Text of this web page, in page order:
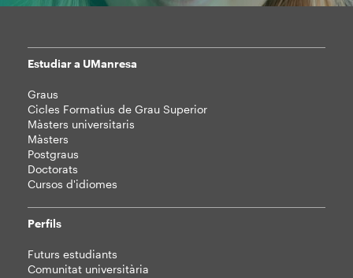
Mapa
web
Estudiar a UManresa
Graus
Cicles Formatius de Grau Superior
Màsters universitaris
Màsters
Postgraus
Doctorats
Cursos d'idiomes
Perfils
Futurs estudiants
Comunitat universitària